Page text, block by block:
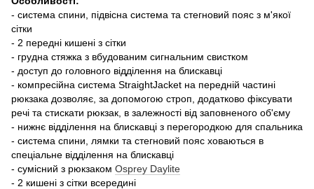
- система спини, підвісна система та стегновий пояс з м'якої
сітки
- 2 передні кишені з сітки
- грудна стяжка з вбудованим сигнальним свистком
- доступ до головного відділення на блискавці
- компресійна система StraightJacket на передній частині
рюкзака дозволяє, за допомогою строп, додатково фіксувати
речі та стискати рюкзак, в залежності від заповненого об'єму
- нижнє відділення на блискавці з перегородкою для спальника
- система спини, лямки та стегновий пояс ховаються в
спеціальне відділення на блискавці
- сумісний з рюкзаком Osprey Daylite
- 2 кишені з сітки всередині